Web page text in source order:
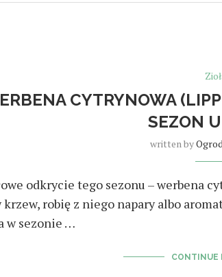
CYTRYNOWA
SEZON
written by
odkrycie tego sezonu – werbena
krzew, robię z niego napary albo
w sezonie …
CONTINUE